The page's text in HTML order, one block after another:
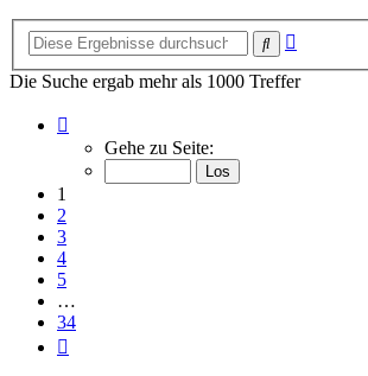
Suche
Die Suche ergab mehr als 1000 Treffer
von
Gehe zu Seite:
1
2
3
4
5
…
34